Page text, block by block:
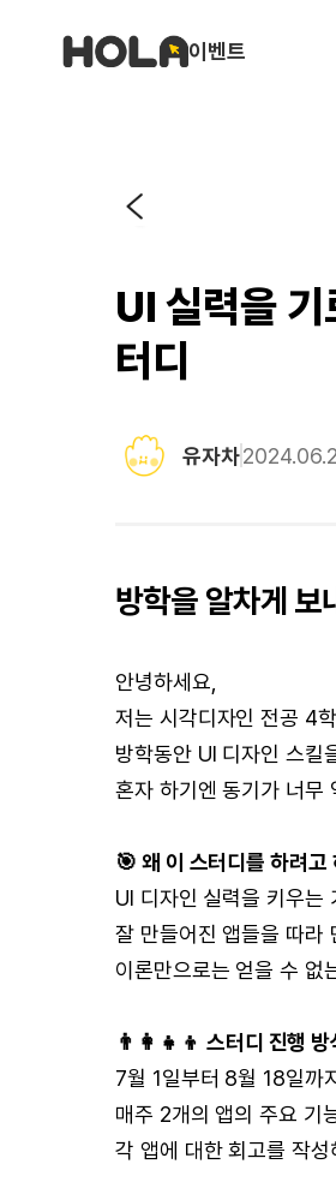
이벤트
UI 실력을
터디
유자차
방학을 알차게 보
안녕하세요,
저는 시각디자인 전공 4
방학동안 UI 디자인 스킬
혼자 하기엔 동기가 너무
🎯 왜 이 스터디를 하려고
UI 디자인 실력을 키우는
잘 만들어진 앱들을 따라
이론만으로는 얻을 수 없
👨‍👩‍👧‍👦 스터디 진행 방
7월 1일부터 8월 18일까
매주 2개의 앱의 주요 기
각 앱에 대한 회고를 작